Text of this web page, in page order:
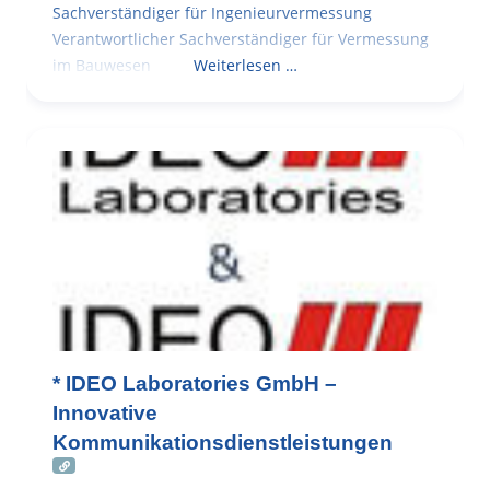
Sachverständiger für Ingenieurvermessung
Verantwortlicher Sachverständiger für Vermessung
im Bauwesen
Weiterlesen …
* IDEO Laboratories GmbH –
Innovative
Kommunikationsdienstleistungen